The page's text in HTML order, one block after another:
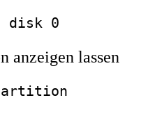
disk 0
anzeigen lassen